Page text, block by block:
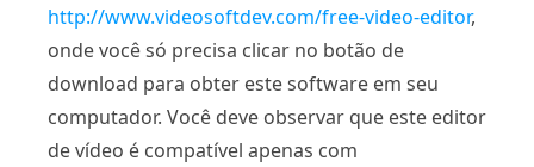
http://www.videosoftdev.com/free-video-editor,
onde você só precisa clicar no botão de
download para obter este software em seu
computador. Você deve observar que este editor
de vídeo é compatível apenas com